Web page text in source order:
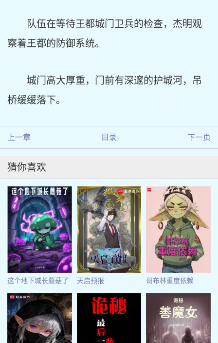
队伍在等待王都城门卫兵的检查，杰明观
察着王都的防御系统。
城门高大厚重，门前有深邃的护城河，吊
桥缓缓落下。
上一章 目录 下一页
猜你喜欢
这个地下城长蘑菇了 天启预报 哥布林重度依赖